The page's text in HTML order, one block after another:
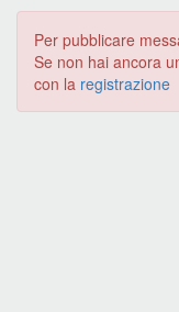
Per pubblicare
Se non hai ancora
con la registrazione